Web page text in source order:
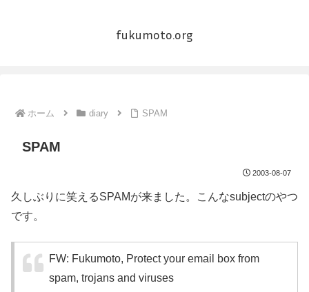
fukumoto.org
ホーム diary SPAM
SPAM
2003-08-07
久しぶりに笑えるSPAMが来ました。こんなsubjectのやつ
です。
FW: Fukumoto, Protect your email box from
spam, trojans and viruses